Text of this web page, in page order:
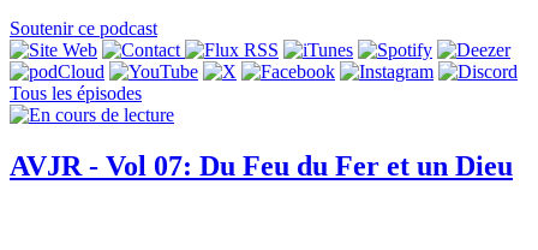
Soutenir ce podcast
Tous les épisodes
AVJR - Vol 07: Du Feu du Fer et un Dieu